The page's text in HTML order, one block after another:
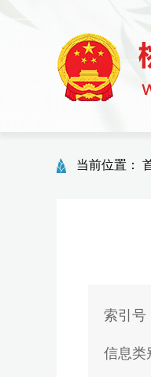
当前位置：
索引号
信息类